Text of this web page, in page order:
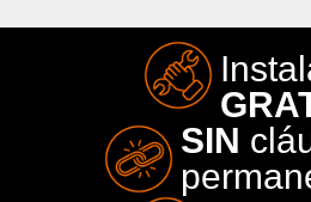
SIN